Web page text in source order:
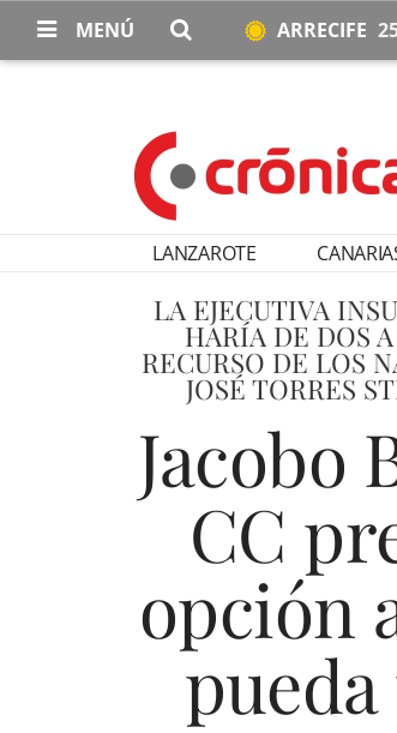
MENÚ ARRECIFE
LANZAROTE
LA EJECUTIVA
HARÍA DE DOS
RECURSO DE LOS
JOSÉ TORRES
Jacobo
CC
opción
pueda